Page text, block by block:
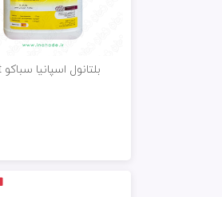
بلتانول اسپانیا سباکو 5lit